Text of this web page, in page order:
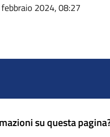
2024, 08:27
su questa